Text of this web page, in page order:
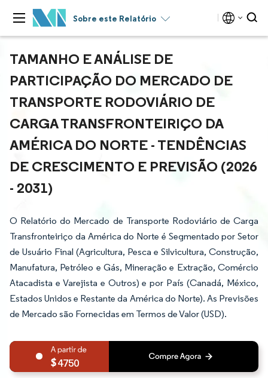
Sobre este Relatório
TAMANHO E ANÁLISE DE
PARTICIPAÇÃO DO MERCADO DE
TRANSPORTE RODOVIÁRIO DE
CARGA TRANSFRONTEIRIÇO DA
AMÉRICA DO NORTE - TENDÊNCIAS
DE CRESCIMENTO E PREVISÃO (2026
- 2031)
O Relatório do Mercado de Transporte Rodoviário de Carga
Transfronteiriço da América do Norte é Segmentado por Setor
de Usuário Final (Agricultura, Pesca e Silvicultura, Construção,
Manufatura, Petróleo e Gás, Mineração e Extração, Comércio
Atacadista e Varejista e Outros) e por País (Canadá, México,
Estados Unidos e Restante da América do Norte). As Previsões
de Mercado são Fornecidas em Termos de Valor (USD).
4750